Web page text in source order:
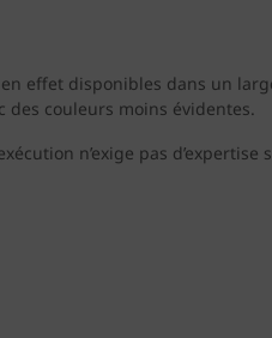
effet disponibles dans un
des couleurs moins évidentes.
n’exige pas